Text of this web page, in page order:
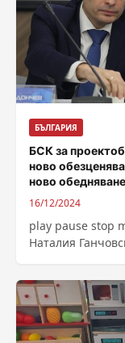
БЪЛГАРИЯ
БСК за
ново
ново обедняване
16/12/2024
play pause stop
Наталия
proektobudjeta-
obezcenavane-
obednavane